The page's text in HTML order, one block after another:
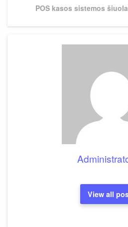
Next
POS kasos sistemos
View all